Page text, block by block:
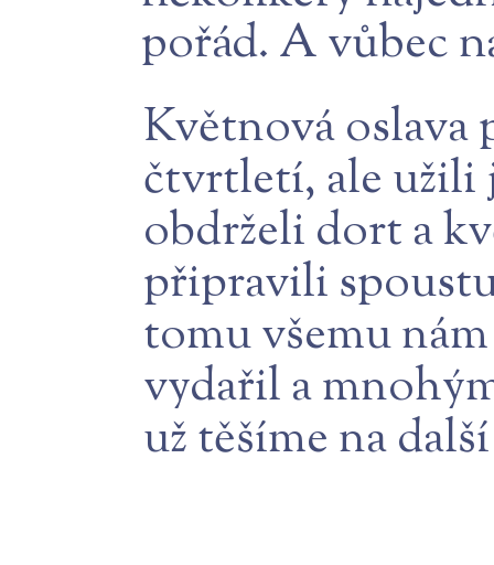
pořád. A vůbec
Květnová
čtvrtletí, ale užili
obdrželi dort a
připravili
tomu všemu
vydařil a
už těšíme na